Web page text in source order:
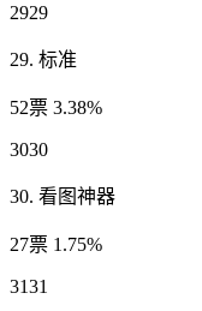
2929
29. 标准
52票 3.38%
3030
30. 看图神器
27票 1.75%
3131